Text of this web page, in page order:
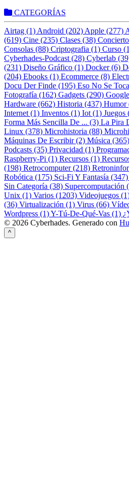
CATEGORÍAS
Airtag (1) Android (202) Apple (277)
(619) Cine (235) Clases (38)
Consolas (88) Criptografia (1) Curso
Cyberhades-Podcast (28) Cyberlab
(231) Diseño Gráfico (1) Docker (6)
(204) Ebooks (1) Ecommerce (8)
Docu Der Finde (195) Eso No Se
Fotografía (162) Gadgets (290)
Hardware (662) Historia (437) Humor
Internet (1) Inventos (1) Iot (1) Juegos
Forma Más Sencilla De ... (3) La Pira
Linux (378) Microhistoria (88)
Máquinas De Escribir (2) Música (365)
Podcasts (35) Privacidad (1)
Raspberry-Pi (1) Recursos (1)
(198) Retrocomputer (218)
Robótica (175) Sci-Fi Y Fantasía (347)
Sin Categoría (38) Supercomputación
Unix (1) Varios (1203) Videojuegos
(36) Virtualización (1) Virus (66)
Wordpress (1)Y-Tú-De-Qué-Vas (1)
© 2026 Cyberhades. Generado con
^